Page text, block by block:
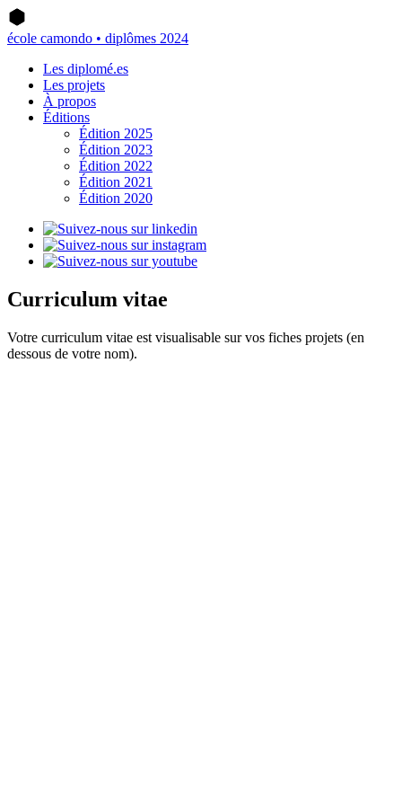
école camondo • diplômes 2024
Les diplomé.es
Les projets
À propos
Éditions
Édition 2025
Édition 2023
Édition 2022
Édition 2021
Édition 2020
Curriculum vitae
Votre curriculum vitae est visualisable sur vos fiches projets (en
dessous de votre nom).